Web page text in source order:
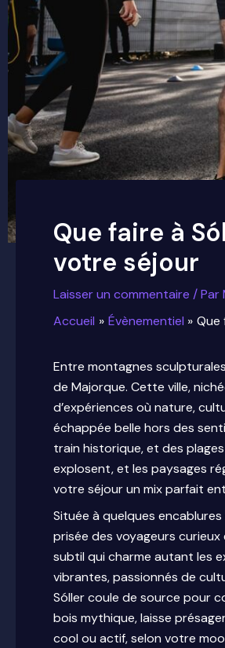
Que faire à
votre séjour
Laisser un commentaire / Par
Accueil
Évènementiel Que
Entre montagnes
de Majorque. Cette ville,
d’expériences où nature,
échappée belle hors des
train historique, et des
explosent, et les paysages
votre séjour un mix parfait
Située à quelques
prisée des voyageurs
subtil qui charme autant les
vibrantes, passionnés de
Sóller coule de source pour
bois mythique, laisse
cool ou actif, selon votre